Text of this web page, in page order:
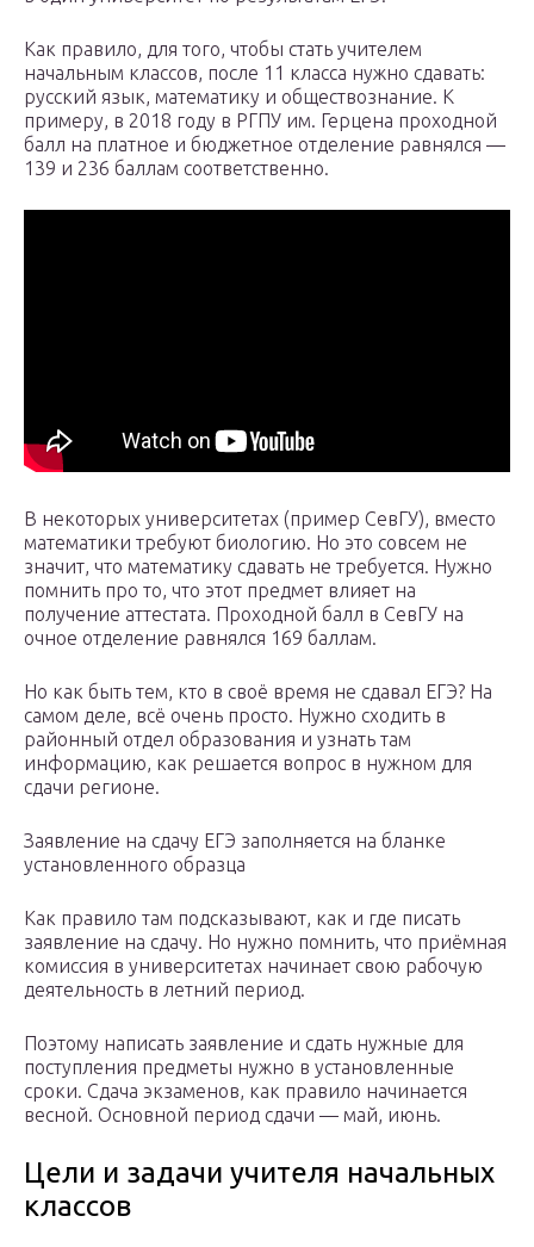
Как правило, для того, чтобы стать учителем
начальным классов, после 11 класса нужно сдавать:
русский язык, математику и обществознание. К
примеру, в 2018 году в РГПУ им. Герцена проходной
балл на платное и бюджетное отделение равнялся —
139 и 236 баллам соответственно.
В некоторых университетах (пример СевГУ), вместо
математики требуют биологию. Но это совсем не
значит, что математику сдавать не требуется. Нужно
помнить про то, что этот предмет влияет на
получение аттестата. Проходной балл в СевГУ на
очное отделение равнялся 169 баллам.
Но как быть тем, кто в своё время не сдавал ЕГЭ? На
самом деле, всё очень просто. Нужно сходить в
районный отдел образования и узнать там
информацию, как решается вопрос в нужном для
сдачи регионе.
Заявление на сдачу ЕГЭ заполняется на бланке
установленного образца
Как правило там подсказывают, как и где писать
заявление на сдачу. Но нужно помнить, что приёмная
комиссия в университетах начинает свою рабочую
деятельность в летний период.
Поэтому написать заявление и сдать нужные для
поступления предметы нужно в установленные
сроки. Сдача экзаменов, как правило начинается
весной. Основной период сдачи — май, июнь.
Цели и задачи учителя начальных
классов